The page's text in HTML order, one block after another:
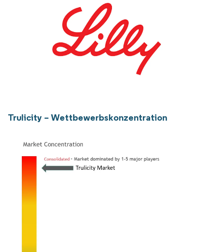
Trulicity – Wettbewerbskonzentration